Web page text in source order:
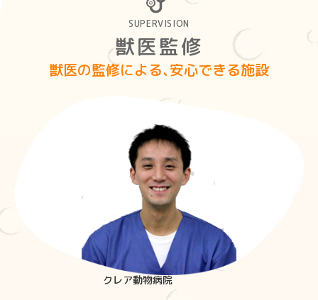
SUPERVISION
獣医監修
獣医の監修による、安心できる施設
クレア動物病院